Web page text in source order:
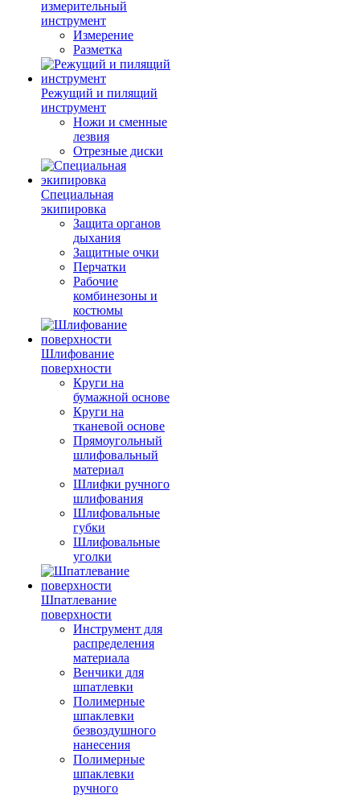
измерительный
инструмент
Измерение
Разметка
Режущий и пилящий
инструмент
Ножи и сменные
лезвия
Отрезные диски
Специальная
экипировка
Защита органов
дыхания
Защитные очки
Перчатки
Рабочие
комбинезоны и
костюмы
Шлифование
поверхности
Круги на
бумажной основе
Круги на
тканевой основе
Прямоугольный
шлифовальный
материал
Шлифки ручного
шлифования
Шлифовальные
губки
Шлифовальные
уголки
Шпатлевание
поверхности
Инструмент для
распределения
материала
Венчики для
шпатлевки
Полимерные
шпаклевки
безвоздушного
нанесения
Полимерные
шпаклевки
ручного